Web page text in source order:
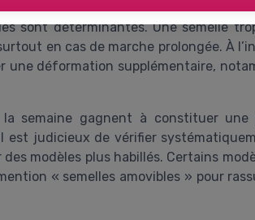
sont déterminantes. Une semelle
en cas de marche prolongée. À
une déformation supplémentaire,
semaine gagnent à constituer une
est judicieux de vérifier
modèles plus habillés. Certains
« semelles amovibles » pour